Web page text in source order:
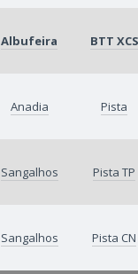
Albufeira BTT XCS
Anadia Pista
Sangalhos Pista TP
Sangalhos Pista CN